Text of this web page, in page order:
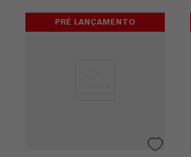
PRÉ LANÇAMENTO